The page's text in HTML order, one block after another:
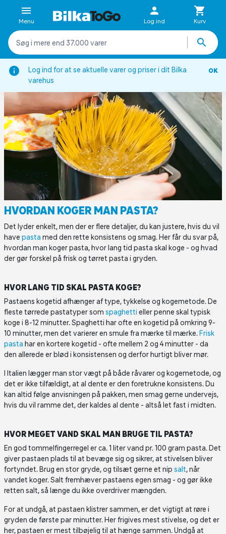
Log ind for at se aktuelle varer og priser i dit Bilka
varehus
OK
Menu Log ind Kurv
Viden om Pastaordbog Hvordan koger man pasta?
HVORDAN KOGER MAN PASTA?
Det lyder enkelt, men der er flere detaljer, du kan justere, hvis du vil
have pasta med den rette konsistens og smag. Her får du svar på,
hvordan man koger pasta, hvor lang tid pasta skal koge - og hvad
der gør forskel på frisk og tørret pasta i gryden.
HVOR LANG TID SKAL PASTA KOGE?
Pastaens kogetid afhænger af type, tykkelse og kogemetode. De
fleste tørrede pastatyper som spaghettieller penne skal typisk
koge i 8-12 minutter. Spaghetti har ofte en kogetid på omkring 9-
10 minutter, men det varierer en smule fra mærke til mærke. Frisk
pasta har en kortere kogetid - ofte mellem 2 og 4 minutter - da
den allerede er blød i konsistensen og derfor hurtigt bliver mør.
I Italien lægger man stor vægt på både råvarer og kogemetode, og
det er ikke tilfældigt, at al dente er den foretrukne konsistens. Du
kan altid følge anvisningen på pakken, men smag gerne undervejs,
hvis du vil ramme det, der kaldes al dente - altså let fast i midten.
HVOR MEGET VAND SKAL MAN BRUGE TIL PASTA?
En god tommelfingerregel er ca. 1 liter vand pr. 100 gram pasta. Det
giver pastaen plads til at bevæge sig og sikrer, at stivelsen bliver
fortyndet. Brug en stor gryde, og tilsæt gerne et nip salt, når
vandet koger. Salt fremhæver pastaens egen smag - og gør ikke
retten salt, så længe du ikke overdriver mængden.
For at undgå, at pastaen klistrer sammen, er det vigtigt at røre i
gryden de første par minutter. Her frigives mest stivelse, og det er
her, pastaen er mest tilbøjelig til at hænge sammen. Undgå at